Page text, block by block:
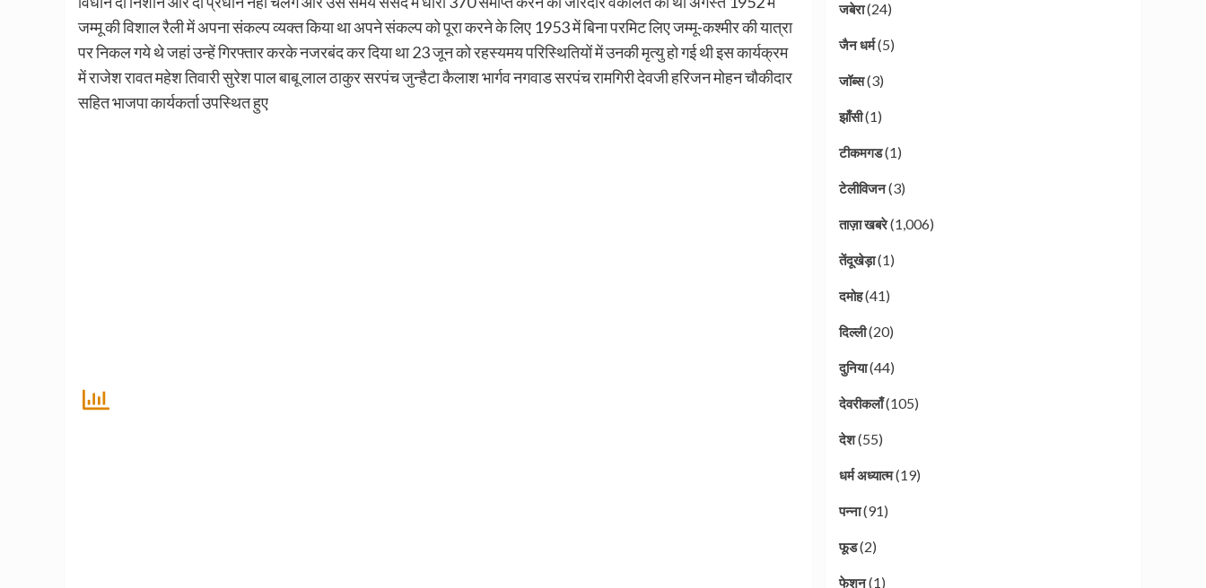
जम्मू की विशाल रैली में अपना संकल्प व्यक्त किया था अपने संकल्प को पूरा करने के लिए 1953 में बिना परमिट लिए जम्मू-कश्मीर की यात्रा
पर निकल गये थे जहां उन्हें गिरफ्तार करके नजरबंद कर दिया था 23 जून को रहस्यमय परिस्थितियों में उनकी मृत्यु हो गई थी इस कार्यक्रम
में राजेश रावत महेश तिवारी सुरेश पाल बाबू लाल ठाकुर सरपंच जुन्हैटा कैलाश भार्गव नगवाड सरपंच रामगिरी देवजी हरिजन मोहन चौकीदार
सहित भाजपा कार्यकर्ता उपस्थित हुए
जबेरा(24)
जैन धर्म(5)
जॉब्स(3)
झाँसी(1)
टीकमगड(1)
टेलीविजन(3)
ताज़ा खबरे(1,006)
तेंदूखेड़ा(1)
दमोह(41)
दिल्ली(20)
दुनिया(44)
देवरीकलाँ(105)
देश(55)
धर्म अध्यात्म(19)
पन्ना(91)
फूड(2)
फेशन(1)